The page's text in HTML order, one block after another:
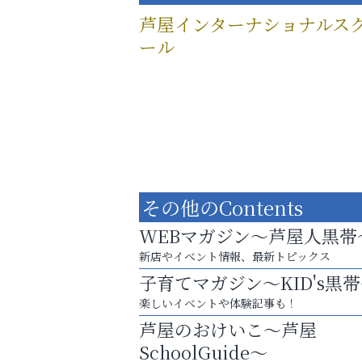
芦屋インターナショナルス
ール
「この学校に出会えて、本当によかった。
ラ・ミカ矯正歯科
その他のContents
WEBマガジン～芦屋人黒帯
新店やイベント情報、最新トピックス
子育てマガジン～KID's黒
楽しいイベントや体験記事も！
芦屋のおけいこ～芦屋
SchoolGuide～